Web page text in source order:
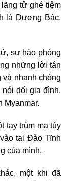
lãng tử ghé tiệm
là Dương Bác,
sự hào phóng
những lời tán
nhanh chóng
dối gia đình,
Myanmar.
tay trùm ma túy
tai Đào Tĩnh
của mình.
một khi đã